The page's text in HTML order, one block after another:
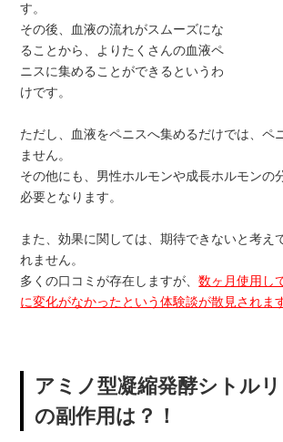
す。
その後、血液の流れがスムーズにな
ることから、よりたくさんの血液ペ
ニスに集めることができるというわ
けです。
ただし、血液をペニスへ集めるだけでは、ペ
ません。
その他にも、男性ホルモンや成長ホルモンの
必要となります。
また、効果に関しては、期待できないと考え
れません。
多くの口コミが存在しますが、数ヶ月使用し
に変化がなかったという体験談が散見されま
アミノ型凝縮発酵シトル
の副作用は？！